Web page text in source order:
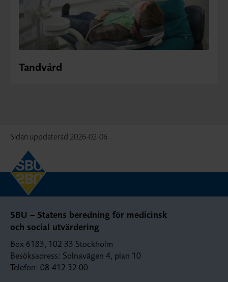
Tandvård
Sidan uppdaterad 2026-02-06
SBU – Statens beredning för medicinsk
och social utvärdering
Box 6183, 102 33 Stockholm
Besöksadress: Solnavägen 4, plan 10
Telefon: 08-412 32 00